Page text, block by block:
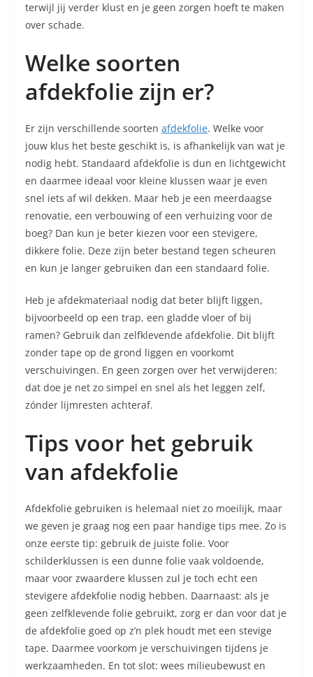
terwijl jij verder klust en je geen zorgen hoeft te maken
over schade.
Welke soorten
afdekfolie zijn er?
Er zijn verschillende soorten afdekfolie. Welke voor
jouw klus het beste geschikt is, is afhankelijk van wat je
nodig hebt. Standaard afdekfolie is dun en lichtgewicht
en daarmee ideaal voor kleine klussen waar je even
snel iets af wil dekken. Maar heb je een meerdaagse
renovatie, een verbouwing of een verhuizing voor de
boeg? Dan kun je beter kiezen voor een stevigere,
dikkere folie. Deze zijn beter bestand tegen scheuren
en kun je langer gebruiken dan een standaard folie.
Heb je afdekmateriaal nodig dat beter blijft liggen,
bijvoorbeeld op een trap, een gladde vloer of bij
ramen? Gebruik dan zelfklevende afdekfolie. Dit blijft
zonder tape op de grond liggen en voorkomt
verschuivingen. En geen zorgen over het verwijderen:
dat doe je net zo simpel en snel als het leggen zelf,
zónder lijmresten achteraf.
Tips voor het gebruik
van afdekfolie
Afdekfolie gebruiken is helemaal niet zo moeilijk, maar
we geven je graag nog een paar handige tips mee. Zo is
onze eerste tip: gebruik de juiste folie. Voor
schilderklussen is een dunne folie vaak voldoende,
maar voor zwaardere klussen zul je toch echt een
stevigere afdekfolie nodig hebben. Daarnaast: als je
geen zelfklevende folie gebruikt, zorg er dan voor dat je
de afdekfolie goed op z’n plek houdt met een stevige
tape. Daarmee voorkom je verschuivingen tijdens je
werkzaamheden. En tot slot: wees milieubewust en